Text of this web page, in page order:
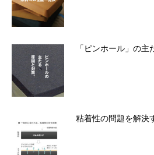
「ピンホール」の
粘着性の問題を解決